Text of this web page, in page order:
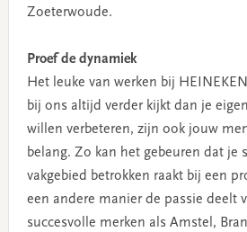
Zoeterwoude.
Proef de dynamiek
Het leuke van werken bij
bij ons altijd verder kijkt dan je
willen verbeteren, zijn ook jouw
belang. Zo kan het gebeuren dat je
vakgebied betrokken raakt bij een
een andere manier de passie deelt
succesvolle merken als Amstel,